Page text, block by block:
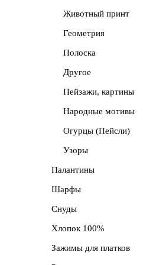
Животный принт
Геометрия
Полоска
Другое
Пейзажи, картины
Народные мотивы
Огурцы (Пейсли)
Узоры
Палантины
Шарфы
Снуды
Хлопок 100%
Зажимы для платков